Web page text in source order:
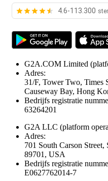
4.6-113.300
G2A.COM Limited
Adres:
31/F, Tower Two, Times
Causeway Bay, Hong
Bedrijfs registratie
63264201
G2A LLC (platform
Adres:
701 South Carson
89701, USA
Bedrijfs registratie
E0627762014-7